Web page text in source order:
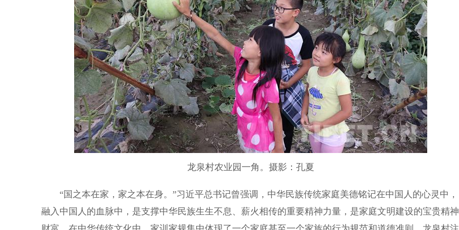
龙泉村农业园一角。摄影：孔夏
“国之本在家，家之本在身。”习近平总书记曾强调，中华民族传统家庭美德铭记在中国人的心灵中，
融入中国人的血脉中，是支撑中华民族生生不息、薪火相传的重要精神力量，是家庭文明建设的宝贵精神